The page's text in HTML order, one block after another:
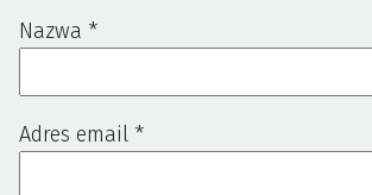
Nazwa *
Adres email *